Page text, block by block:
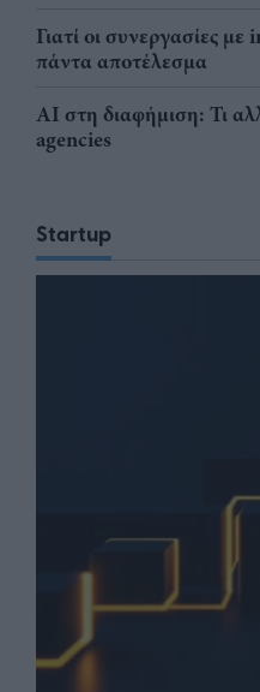
Γιατί οι συνεργασίες
πάντα αποτέλεσμα
AI στη διαφήμιση: Τι
agencies
Startup